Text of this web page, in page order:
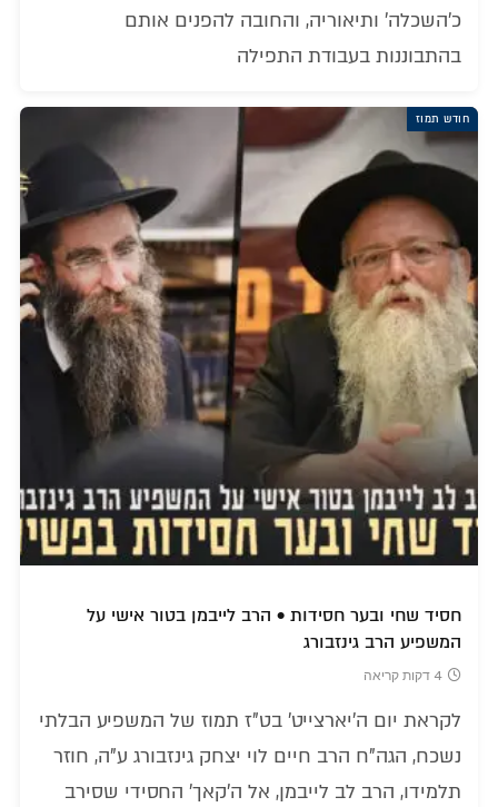
כ'השכלה' ותיאוריה, והחובה להפנים אותם
בהתבוננות בעבודת התפילה
חודש תמוז
חסיד שחי ובער חסידות • הרב לייבמן בטור אישי על
המשפיע הרב גינזבורג
4 דקות קריאה
לקראת יום ה'יארצייט' בט"ז תמוז של המשפיע הבלתי
נשכח, הגה"ח הרב חיים לוי יצחק גינזבורג ע"ה, חוזר
תלמידו, הרב לב לייבמן, אל ה'קאך' החסידי שסירב